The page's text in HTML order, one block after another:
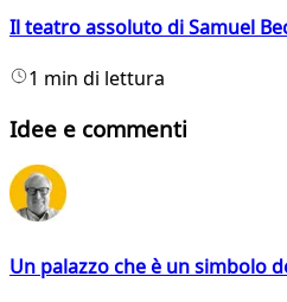
Il teatro assoluto di Samuel
1 min di lettura
Idee e commenti
Un palazzo che è un simbolo